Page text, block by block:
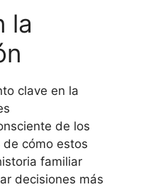
la
clave en la
de los
cómo estos
familiar
decisiones más